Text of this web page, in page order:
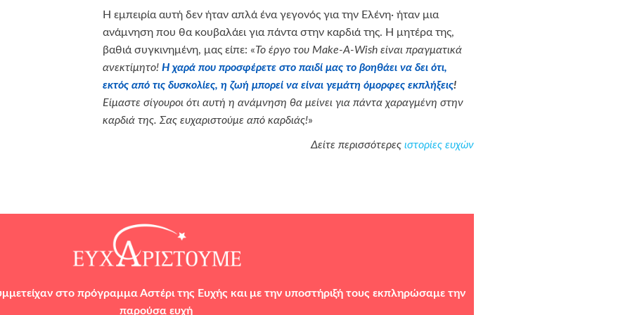
Η εμπειρία αυτή δεν ήταν απλά ένα γεγονός για την Ελένη· ήταν μια
ανάμνηση που θα κουβαλάει για πάντα στην καρδιά της. Η μητέρα της,
βαθιά συγκινημένη, μας είπε: «Το έργο του Make-A-Wish είναι πραγματικά
ανεκτίμητο! Η χαρά που προσφέρετε στο παιδί μας το βοηθάει να δει ότι,
εκτός από τις δυσκολίες, η ζωή μπορεί να είναι γεμάτη όμορφες εκπλήξεις!
Είμαστε σίγουροι ότι αυτή η ανάμνηση θα μείνει για πάντα χαραγμένη στην
καρδιά της. Σας ευχαριστούμε από καρδιάς!»
Δείτε περισσότερες ιστορίες ευχών
στο πρόγραμμα Αστέρι της Ευχής και με την υποστήριξή τους εκπληρώσαμε την
παρούσα ευχή